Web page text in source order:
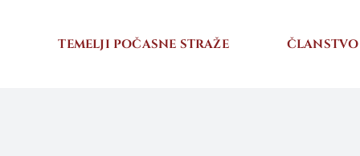
TEMELJI POČASNE STRAŽE ČLANSTVO